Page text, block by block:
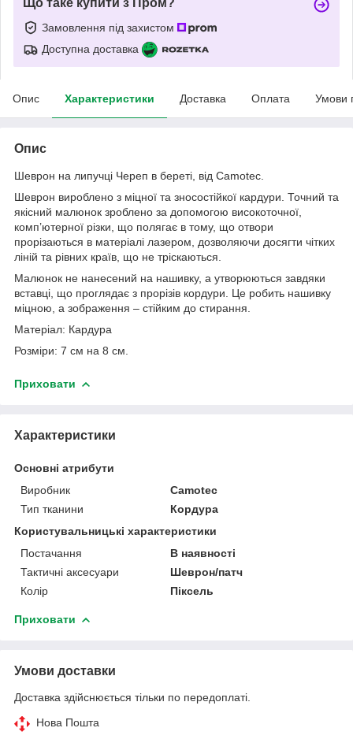
Замовлення під захистом
Доступна доставка
Опис Характеристики Доставка Оплата Умови
Опис
Шеврон на липучці Череп в береті, від Camotec.
Шеврон вироблено з міцної та зносостійкої кардури. Точний та
якісний малюнок зроблено за допомогою високоточної,
комп’ютерної різки, що полягає в тому, що отвори
прорізаються в матеріалі лазером, дозволяючи досягти чітких
ліній та рівних країв, що не тріскаються.
Малюнок не нанесений на нашивку, а утворюються завдяки
вставці, що проглядає з прорізів кордури. Це робить нашивку
міцною, а зображення – стійким до стирання.
Матеріал: Кардура
Розміри: 7 см на 8 см.
Приховати
Характеристики
Основні атрибути
Виробник
Camotec
Тип тканини
Кордура
Користувальницькі характеристики
Постачання
В наявності
Тактичні аксесуари
Шеврон/патч
Колір
Піксель
Приховати
Умови доставки
Доставка здійснюється тільки по передоплаті.
Нова Пошта